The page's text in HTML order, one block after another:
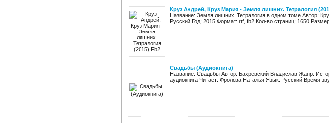
Круз Андрей, Круз Мария - Земля лишних. Тетралогия
Название: Земля лишних. Тетралогия в одном томе Автор:
Русский Год: 2015 Формат: rtf, fb2 Кол-во страниц: 1650
Свадьбы (Аудиокнига)
Название: Свадьбы Автор: Бахревский Владислав Жанр:
аудиокнига Читает: Фролова Наталья Язык: Русский Время